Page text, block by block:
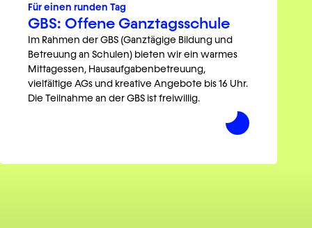
Für einen runden Tag
GBS: Offene Ganztagsschule
Im Rahmen der GBS (Ganztägige Bildung und
Betreuung an Schulen) bieten wir ein warmes
Mittagessen, Hausaufgabenbetreuung,
vielfältige AGs und kreative Angebote bis 16 Uhr.
Die Teilnahme an der GBS ist freiwillig.